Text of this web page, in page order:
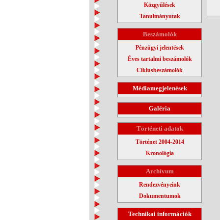
Közgyűlések
Tanulmányutak
Beszámolók
Pénzügyi jelentések
Éves tartalmi beszámolók
Ciklusbeszámolók
Médiamegjelenések
Galéria
Történeti adatok
Történet 2004-2014
Kronológia
Archívum
Rendezvényeink
Dokumentumok
Technikai információk